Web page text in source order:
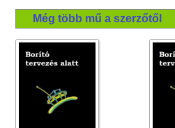
Még több mű a szerzőtől